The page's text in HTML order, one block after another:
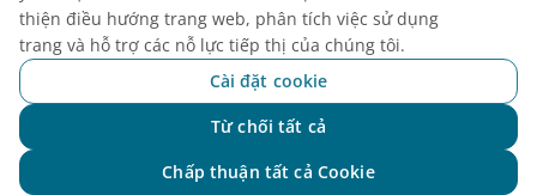
của lụa và nét duyên mộc mạc của những con
đường trong làng.
thiện điều hướng trang web, phân tích việc sử dụng
trang và hỗ trợ các nỗ lực tiếp thị của chúng tôi.
Cài đặt cookie
Từ chối tất cả
Chấp thuận tất cả Cookie